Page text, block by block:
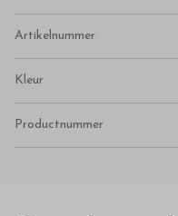
Artikelnummer
Kleur
Productnummer